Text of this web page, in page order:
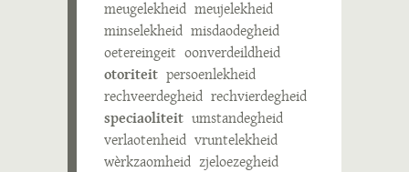
meugelekheid meujelekheid
minselekheid misdaodegheid
oetereingeit oonverdeildheid
otoriteit persoenlekheid
rechveerdegheid rechvierdegheid
speciaoliteit umstandegheid
verlaotenheid vruntelekheid
wèrkzaomheid zjeloezegheid